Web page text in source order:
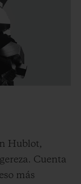
Hublot,
Cuenta
más